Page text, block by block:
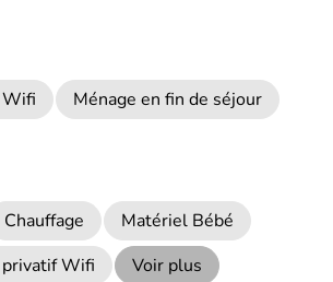
Wifi Ménage en fin de séjour
Chauffage
Matériel Bébé
Wifi
Voir plus